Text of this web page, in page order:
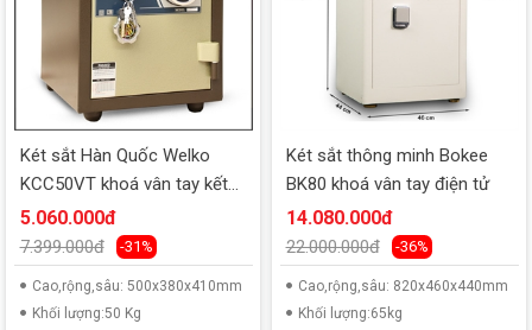
Két sắt Hàn Quốc Welko
KCC50VT khoá vân tay kết
nối smart phone
5.060.000đ
7.399.000đ -31%
Cao,rộng,sâu: 500x380x410mm
Khối lượng:50 Kg
Két sắt thông minh Bokee
BK80 khoá vân tay điện tử
14.080.000đ
22.000.000đ -36%
Cao,rộng,sâu: 820x460x440mm
Khối lượng:65kg